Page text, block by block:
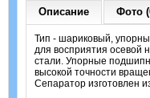
Описание Фото
Тип - шариковый,
для восприятия осевой
стали. Упорные
высокой точности
Сепаратор изготовлен